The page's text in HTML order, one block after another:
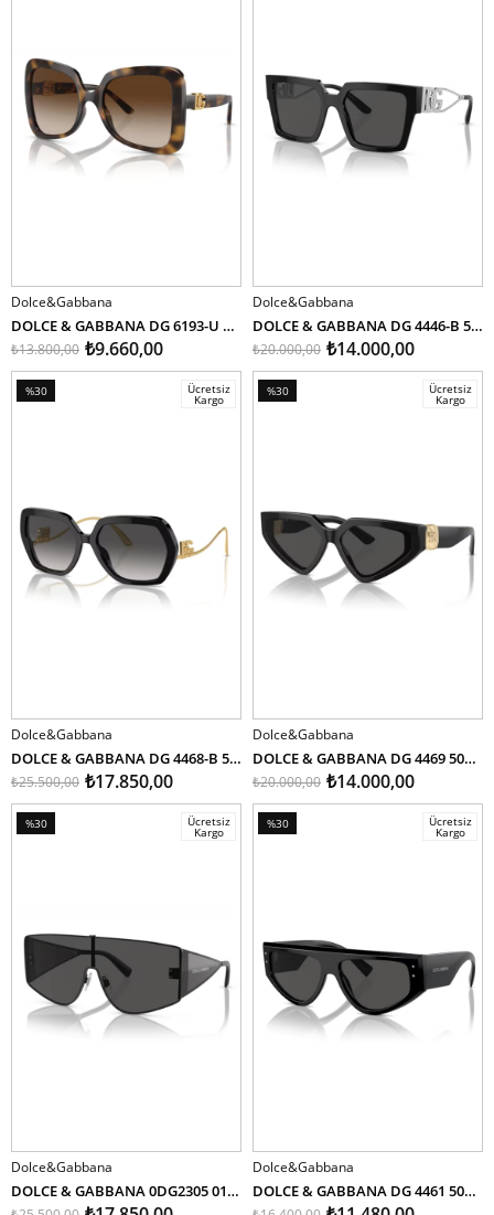
SEPETE EKLE
Dolce&Gabbana
DOLCE & GABBANA DG 6193-U 502/13 56
₺9.660,00
₺13.800,00
SEPETE EKLE
Dolce&Gabbana
DOLCE & GABBANA DG 4446-B 501/87 53
₺14.000,00
₺20.000,00
SEPETE EKLE
%30
Ücretsiz
Kargo
Dolce&Gabbana
DOLCE & GABBANA DG 4468-B 501/8G 58
₺17.850,00
₺25.500,00
SEPETE EKLE
%30
Ücretsiz
Kargo
Dolce&Gabbana
DOLCE & GABBANA DG 4469 501/87 59
₺14.000,00
₺20.000,00
SEPETE EKLE
%30
Ücretsiz
Kargo
Dolce&Gabbana
DOLCE & GABBANA 0DG2305 01/87
SEPETE EKLE
%30
Ücretsiz
Kargo
Dolce&Gabbana
DOLCE & GABBANA DG 4461 501/87 57